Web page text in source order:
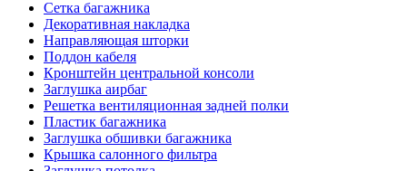
Сетка багажника
Декоративная накладка
Направляющая шторки
Поддон кабеля
Кронштейн центральной консоли
Заглушка аирбаг
Решетка вентиляционная задней полки
Пластик багажника
Заглушка обшивки багажника
Крышка салонного фильтра